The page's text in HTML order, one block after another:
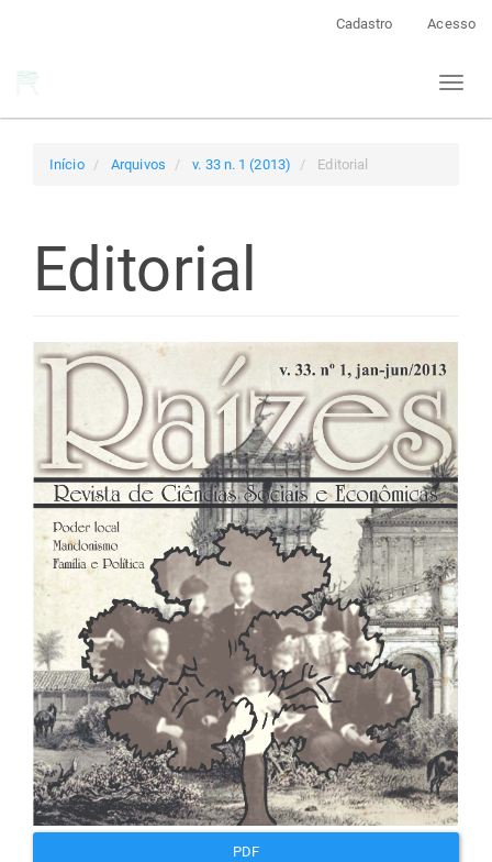
Cadastro Acesso
Toggle
Início Arquivos v. 33 n. 1 (2013) Editorial
Editorial
Barra
lateral
de
artigos
PDF